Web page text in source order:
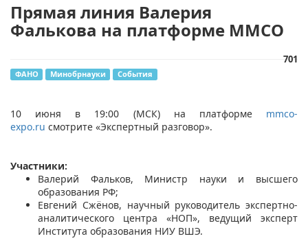
Прямая линия Валерия
Фалькова на платформе ММСО
701
ФАНО Минобрнауки События
10 июня в 19:00 (МСК) на платформе mmco-
expo.ru смотрите «Экспертный разговор».
Участники:
Валерий Фальков, Министр науки и высшего
образования РФ;
Евгений Сжёнов, научный руководитель экспертно-
аналитического центра «НОП», ведущий эксперт
Института образования НИУ ВШЭ.